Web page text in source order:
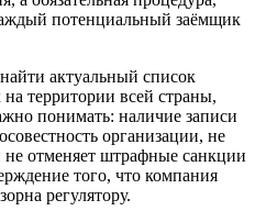
потенциальный заёмщик
актуальный список
территории всей страны,
понимать: наличие записи
организации, не
отменяет штрафные санкции
того, что компания
регулятору.